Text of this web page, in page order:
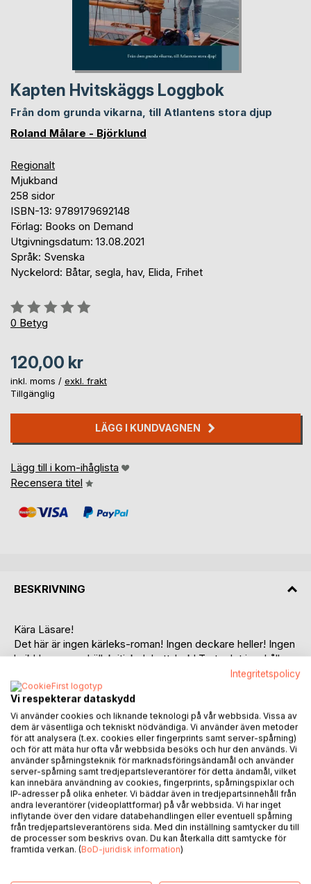
Kapten Hvitskäggs Loggbok
Från dom grunda vikarna, till Atlantens stora djup
Roland Målare - Björklund
Regionalt
Mjukband
258 sidor
ISBN-13: 9789179692148
Förlag: Books on Demand
Utgivningsdatum: 13.08.2021
Språk: Svenska
Nyckelord: Båtar, segla, hav, Elida, Frihet
Betyg::
0%
0 Betyg
120,00 kr
inkl. moms / exkl. frakt
Tillgänglig
LÄGG I KUNDVAGNEN
Lägg till i kom-ihåglista
Recensera titel
BESKRIVNING
Kära Läsare!
Det här är ingen kärleks-roman! Ingen deckare heller! Ingen
lyrik! Ingen samhällskritisk debatt-bok! Trots det innehåller
den här lilla boken både kärlek och ond, bråd död. Lyrik och
inlägg om samhället av i dag! Det är Min bok mina minnen
och mina tankar, om både smått som stort. Liv som död!
Soluppgångar och miljö-förstörning och om hur vi har det
med varandra i dagens högteknologiska samhälle och hur
det var att växa upp på 50, 60, 70-talen. När inga orosmoln
växte på det starka arbetarsamhället! Utan allt var Bara bra!
Boken har jag skrivit för jag ville dela några av mina
erfarenheter och upplevelser, om båtar och seglatser, om
Livet med stort L, men också om att gå på grund. Ge lite
råd på vägen, för den som är på väg in i båtlivet. Den mer
erfarne seglaren kan läsa och jämföra. Kanske till och med
få känna, jag är allt bättre än den här dåren! Det bjuder jag
Integritetspolicy
Vi respekterar dataskydd
Vi använder cookies och liknande teknologi på vår webbsida. Vissa av
dem är väsentliga och tekniskt nödvändiga. Vi använder även metoder
för att analysera (t.ex. cookies eller fingerprints samt server-spårning)
och för att mäta hur ofta vår webbsida besöks och hur den används. Vi
använder spårningsteknik för marknadsföringsändamål och använder
server-spårning samt tredjepartsleverantörer för detta ändamål, vilket
kan innebära användning av cookies, fingerprints, spårningspixlar och
IP-adresser på olika enheter. Vi bäddar även in tredjepartsinnehåll från
andra leverantörer (videoplattformar) på vår webbsida. Vi har inget
inflytande över den vidare databehandlingen eller eventuell spårning
från tredjepartsleverantörens sida. Med din inställning samtycker du till
de processer som beskrivs ovan. Du kan återkalla ditt samtycke för
framtida verkan. (BoD-juridisk information)